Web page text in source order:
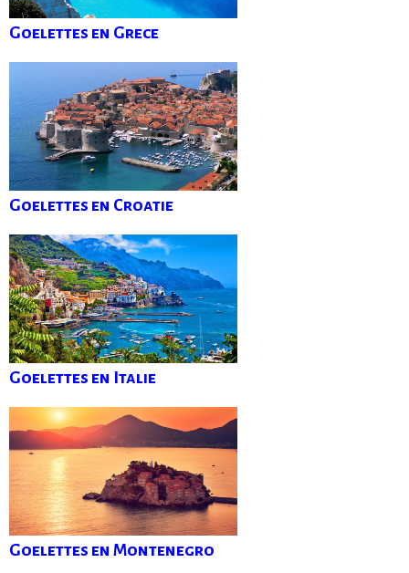
Goelettes en Grece
Goelettes en Croatie
Goelettes en Italie
Goelettes en Montenegro